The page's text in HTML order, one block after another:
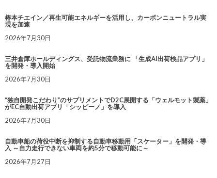
椿本チエイン／再生可能エネルギーを活用し、カーボンニュートラル実
現を加速
2026年7月30日
三井倉庫ホールディングス、受託物流業務に 「生成AI出荷検品アプリ」
を開発・導入開始
2026年7月30日
“独自開発こだわり”のサプリメントでD2C展開する「ウェルモット製薬」
がEC自動出荷アプリ「シッピーノ」を導入
2026年7月30日
自動車船の荷役中断を抑制する自動車移動用「スケーター」を開発・導
入 ～自力走行できない車両を約5分で移動可能に～
2026年7月27日